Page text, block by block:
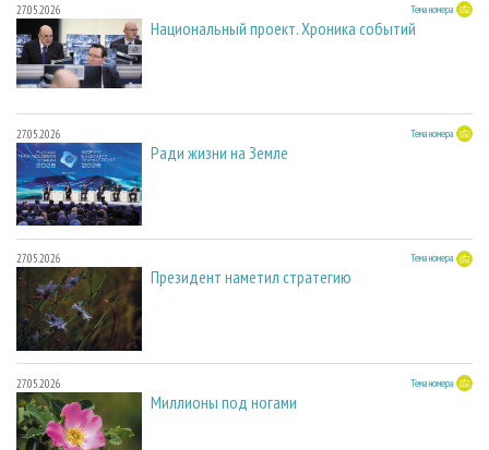
27.05.2026 Тема номера
Национальный проект. Хроника событий
27.05.2026 Тема номера
Ради жизни на Земле
27.05.2026 Тема номера
Президент наметил стратегию
27.05.2026 Тема номера
Миллионы под ногами